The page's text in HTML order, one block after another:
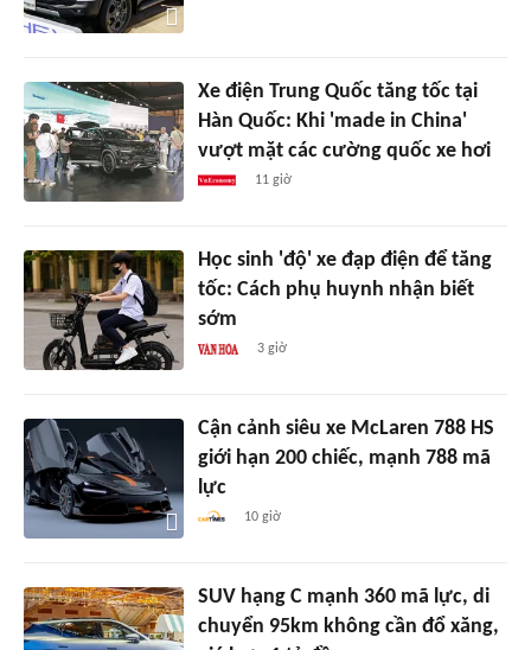
Xe điện Trung Quốc tăng tốc tại
Hàn Quốc: Khi 'made in China'
vượt mặt các cường quốc xe hơi
11 giờ
Học sinh 'độ' xe đạp điện để tăng
tốc: Cách phụ huynh nhận biết
sớm
3 giờ
Cận cảnh siêu xe McLaren 788 HS
giới hạn 200 chiếc, mạnh 788 mã
lực
10 giờ
SUV hạng C mạnh 360 mã lực, di
chuyển 95km không cần đổ xăng,